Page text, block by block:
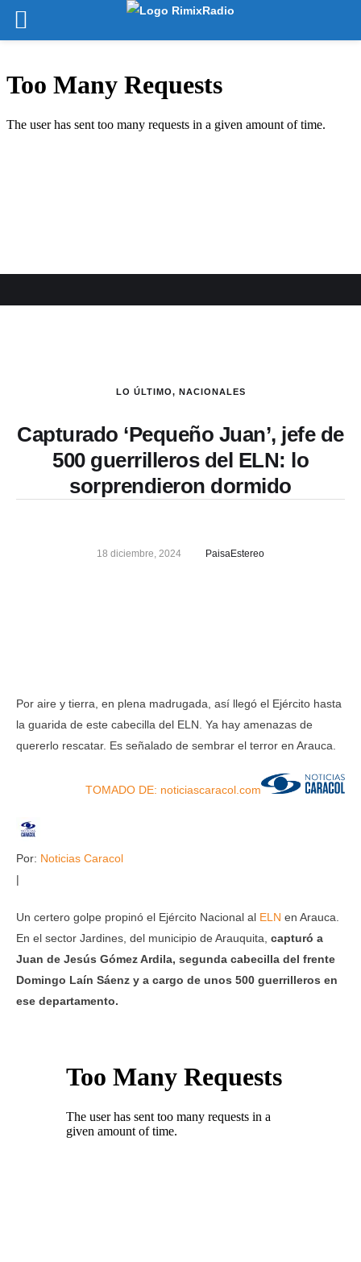
LO ÚLTIMO, NACIONALES
Capturado ‘Pequeño Juan’, jefe de
500 guerrilleros del ELN: lo
sorprendieron dormido
18 diciembre, 2024 PaisaEstereo
Por aire y tierra, en plena madrugada, así llegó el Ejército hasta
la guarida de este cabecilla del ELN. Ya hay amenazas de
quererlo rescatar. Es señalado de sembrar el terror en Arauca.
TOMADO DE: noticiascaracol.com
Por: Noticias Caracol
|
Un certero golpe propinó el Ejército Nacional al ELN en Arauca.
En el sector Jardines, del municipio de Arauquita, capturó a
Juan de Jesús Gómez Ardila, segunda cabecilla del frente
Domingo Laín Sáenz y a cargo de unos 500 guerrilleros en
ese departamento.